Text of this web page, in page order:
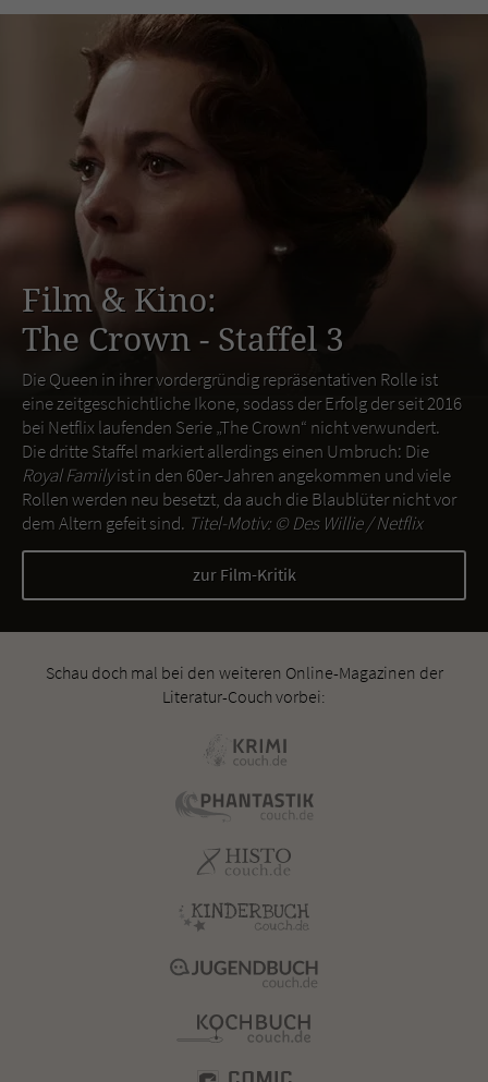
Film & Kino:
The Crown - Staffel 3
Die Queen in ihrer vordergründig repräsentativen Rolle ist
eine zeitgeschichtliche Ikone, sodass der Erfolg der seit 2016
bei Netflix laufenden Serie „The Crown“ nicht verwundert.
Die dritte Staffel markiert allerdings einen Umbruch: Die
Royal Familyist in den 60er-Jahren angekommen und viele
Rollen werden neu besetzt, da auch die Blaublüter nicht vor
dem Altern gefeit sind. Titel-Motiv: ©Des Willie / Netflix
zur Film-Kritik
Schau doch mal bei den weiteren Online-Magazinen der
Literatur-Couch vorbei: